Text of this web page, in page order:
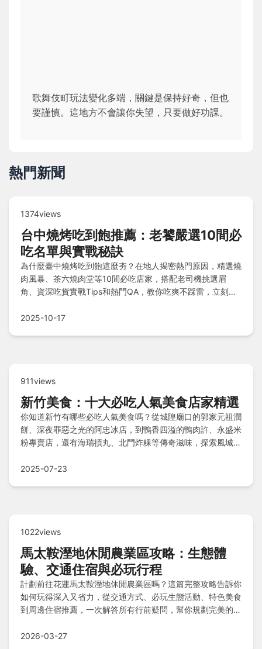
歌舞伎町玩法變化多端，關鍵是保持好奇，但也
要謹慎。這地方不會讓你失望，只要做好功課。
熱門新聞
1374views
台中燒烤吃到飽推薦：老饕嚴選10間必
吃名單與實戰秘訣
為什麼臺中燒烤吃到飽這麼夯？在地人揭密熱門原因，精選燒
肉風暴、茶六燒肉堂等10間必吃店家，搭配老司機挑選眉
角、資深吃貨實戰Tips和熱門QA，教你吃爽不踩雷，立刻探
2025-10-17
911views
新竹美食：十大必吃人氣美食店家精選
你知道新竹有哪些必吃人氣美食嗎？從城隍廟口的郭家元祖潤
餅、深夜罪惡之光的阿忠冰店，到鴨香四溢的鴨肉許、永盛米
粉專賣店，還有海瑞摃丸、北門炸粿等傳奇滋味，探索風城隱
2025-07-23
1022views
馬太鞍溼地休閒農業區攻略：生態體
驗、交通住宿與必玩行程
計劃前往花蓮馬太鞍溼地休閒農業區嗎？這篇完整攻略告訴你
如何玩得深入又省力，從交通方式、必玩生態活動、特色美食
到周邊住宿推薦，一次解答所有行前疑問，幫你規劃完美的花
2026-03-27